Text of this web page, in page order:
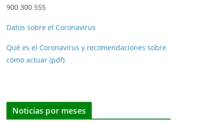
900 300 555
Datos sobre el Coronavirus
Qué es el Coronavirus y recomendaciones sobre
cómo actuar (pdf)
Noticias por meses